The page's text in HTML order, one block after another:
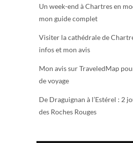
Un week-end à Chartres en
mon guide complet
Visiter la cathédrale de
infos et mon avis
Mon avis sur TraveledMap
de voyage
De Draguignan à l’Estérel : 2
des Roches Rouges